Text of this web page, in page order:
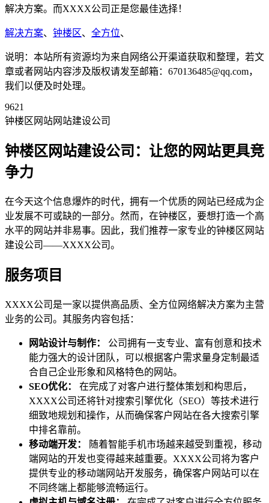
解决方案。而XXXX公司正是您最佳选择！
解决方案、 钟楼区、 全方位、
说明：本站所有资源均为来自网络公开渠道获取和整理，若文
章或者网站内容涉及版权请发至邮箱：670136485@qq.com，
我们以便及时处理。
9621
钟楼区网站网站建设公司
钟楼区网站建设公司：让您的网站更具竞
争力
在今天这个信息爆炸的时代，拥有一个优质的网站已经成为企
业发展不可或缺的一部分。然而，在钟楼区，要想打造一个高
水平的网站并非易事。因此，我们推荐一家专业的钟楼区网站
建设公司——XXXX公司。
服务项目
XXXX公司是一家以提供高品质、全方位网络解决方案为主营
业务的公司。其服务内容包括：
网站设计与制作：
公司拥有一支专业、富有创意和技术
能力强大的设计团队，可以根据客户需求量身定制最适
合自己企业形象和风格特色的网站。
SEO优化：
在完成了对客户进行整体策划和构思后，
XXXX公司还将针对搜索引擎优化（SEO）等技术进行
细致地规划和操作，从而确保客户网站在各大搜索引擎
中排名靠前。
移动端开发：
随着智能手机市场越来越受到重视，移动
端网站的开发也变得越来越重要。XXXX公司将为客户
提供专业的移动端网站开发服务，确保客户网站可以在
不同终端上都能够流畅运行。